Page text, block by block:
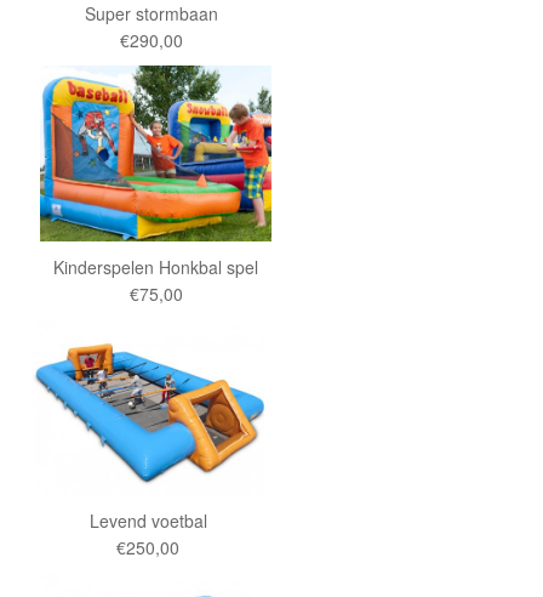
Super stormbaan
€290,00
Kinderspelen Honkbal spel
€75,00
Levend voetbal
€250,00